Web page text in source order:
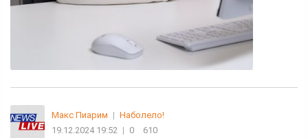
Макс Пиарим | Наболело!
19.12.2024 19:52 | 0 610